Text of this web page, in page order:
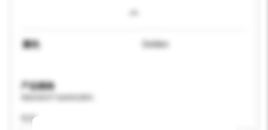
颜色 Golden
产品规格
性别